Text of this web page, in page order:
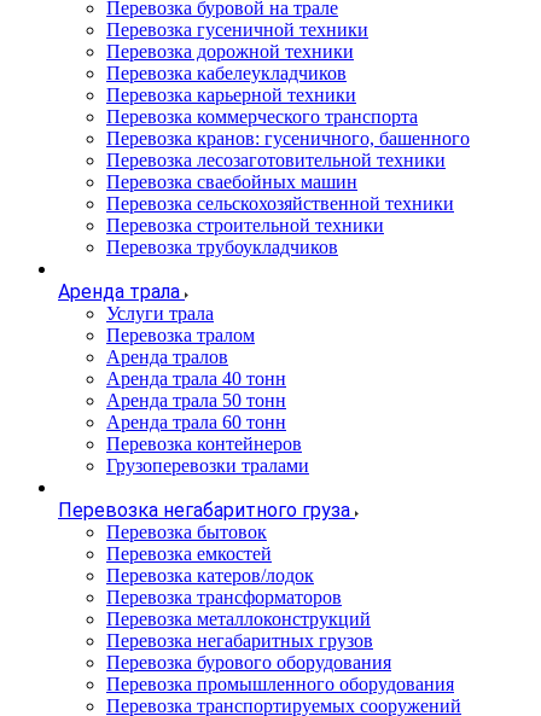
Перевозка буровой на трале
Перевозка гусеничной техники
Перевозка дорожной техники
Перевозка кабелеукладчиков
Перевозка карьерной техники
Перевозка коммерческого транспорта
Перевозка кранов: гусеничного, башенного
Перевозка лесозаготовительной техники
Перевозка сваебойных машин
Перевозка сельскохозяйственной техники
Перевозка строительной техники
Перевозка трубоукладчиков
Аренда трала
Услуги трала
Перевозка тралом
Аренда тралов
Аренда трала 40 тонн
Аренда трала 50 тонн
Аренда трала 60 тонн
Перевозка контейнеров
Грузоперевозки тралами
Перевозка негабаритного груза
Перевозка бытовок
Перевозка емкостей
Перевозка катеров/лодок
Перевозка трансформаторов
Перевозка металлоконструкций
Перевозка негабаритных грузов
Перевозка бурового оборудования
Перевозка промышленного оборудования
Перевозка транспортируемых сооружений